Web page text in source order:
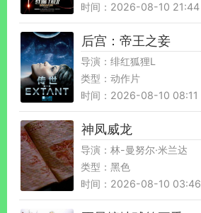
时间：2026-08-10 21:44
后宫：帝王之妾
导演：绯红狐狸L
类型：动作片
时间：2026-08-10 08:11
神凤威龙
导演：林-曼努尔·米兰达
类型：黑色
时间：2026-08-10 03:46